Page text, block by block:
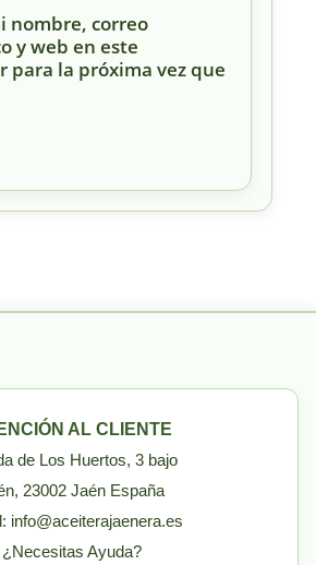
nombre, correo
y web en este
para la próxima vez que
AL CLIENTE
de Los Huertos, 3 bajo
23002 Jaén España
info@aceiterajaenera.es
¿Necesitas Ayuda?